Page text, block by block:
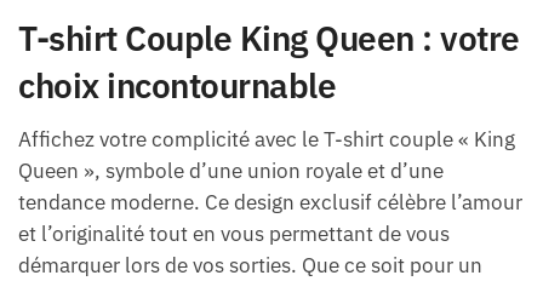
T-shirt Couple King Queen : votre
choix incontournable
Affichez votre complicité avec le T-shirt couple « King
Queen », symbole d’une union royale et d’une
tendance moderne. Ce design exclusif célèbre l’amour
et l’originalité tout en vous permettant de vous
démarquer lors de vos sorties. Que ce soit pour un